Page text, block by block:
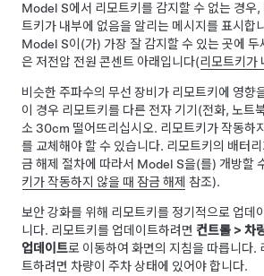
Model S에서 리모트키를 감지할 수 없는 경우
트키가 내부에 없음을 알리는 메시지를 표시합
Model S이(가) 가장 잘 감지할 수 있는 곳에 두
은저전압 전원 콘센트 아래입니다(리모트키가
비슷한 주파수의 무선 장비가 리모트키에 영향
이 경우 리모트키를 다른 전자 기기(전화, 노트
소30cm 떨어뜨리십시오. 리모트키가 작동하
를 교체해야 할 수 있습니다. 리모트키의 배터
금 해제 절차에 따라서 Model S을(를) 개방할
키가 작동하지 않을 때 잠금 해제 참조).
보안 강화를 위해 리모트키를 정기적으로 업데
니다. 리모트키를 업데이트하려면 컨트롤 > 차
업데이트로 이동하여 화면의 지침을 따릅니다.
트하려면 차량이 주차 상태에 있어야 합니다.